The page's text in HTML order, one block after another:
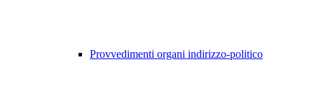
Provvedimenti organi indirizzo-politico